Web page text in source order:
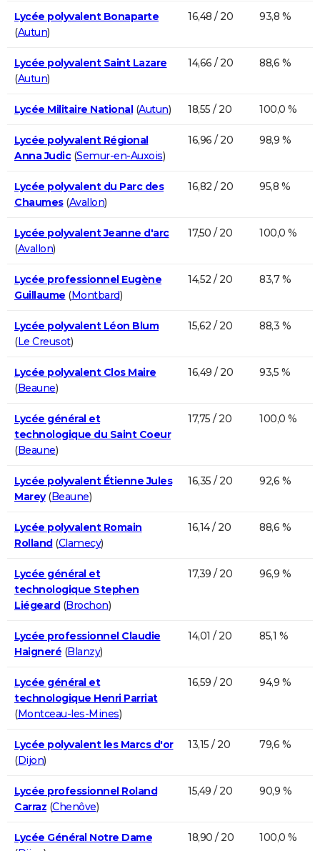
Lycée polyvalent Bonaparte
(Autun)
16,48 / 20 93,8 %
Lycée polyvalent Saint Lazare
(Autun)
14,66 / 20 88,6 %
Lycée Militaire National(Autun) 18,55 / 20 100,0 %
Lycée polyvalent Régional
Anna Judic(Semur-en-Auxois)
16,96 / 20 98,9 %
Lycée polyvalent du Parc des
Chaumes(Avallon)
16,82 / 20 95,8 %
Lycée polyvalent Jeanne d'arc
(Avallon)
17,50 / 20 100,0 %
Lycée professionnel Eugène
Guillaume (Montbard)
14,52 / 20 83,7 %
Lycée polyvalent Léon Blum
(Le Creusot)
15,62 / 20 88,3 %
Lycée polyvalent Clos Maire
(Beaune)
16,49 / 20 93,5 %
Lycée général et
technologique du Saint Coeur
(Beaune)
17,75 / 20 100,0 %
Lycée polyvalent Étienne Jules
Marey(Beaune)
16,35 / 20 92,6 %
Lycée polyvalent Romain
Rolland(Clamecy)
16,14 / 20 88,6 %
Lycée général et
technologique Stephen
Liégeard(Brochon)
17,39 / 20 96,9 %
Lycée professionnel Claudie
Haigneré (Blanzy)
14,01 / 20 85,1 %
Lycée général et
technologique Henri Parriat
(Montceau-les-Mines)
16,59 / 20 94,9 %
Lycée polyvalent les Marcs d'or
(Dijon)
13,15 / 20 79,6 %
Lycée professionnel Roland
Carraz (Chenôve)
15,49 / 20 90,9 %
Lycée Général Notre Dame
18,90 / 20 100,0 %